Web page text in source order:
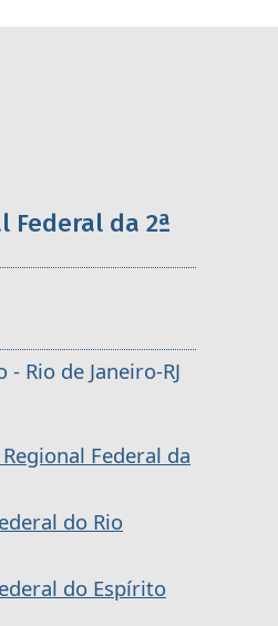
os órgãos da 2ª
Federal da 2ª
Rio de Janeiro-RJ
Federal da
do Rio
do Espírito